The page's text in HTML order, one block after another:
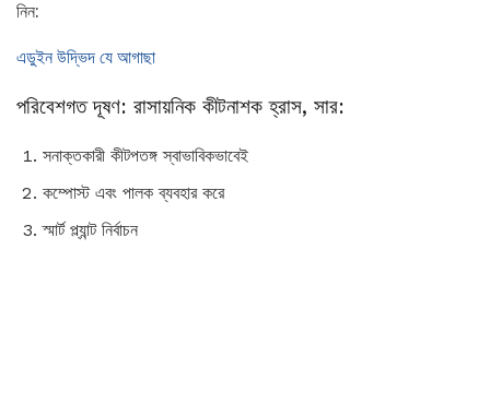
নিন:
এডুইন উদ্ভিদ যে আগাছা
পরিবেশগত দূষণ: রাসায়নিক কীটনাশক হ্রাস, সার:
সনাক্তকারী কীটপতঙ্গ স্বাভাবিকভাবেই
কম্পোস্ট এবং পালক ব্যবহার করে
স্মার্ট প্ল্যান্ট নির্বাচন